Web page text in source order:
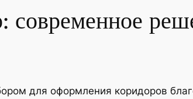
современное
для оформления коридоров